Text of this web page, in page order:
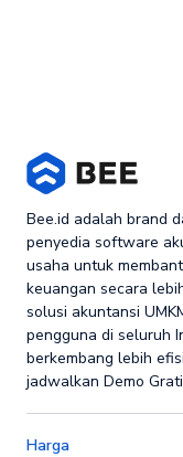
Bee.id adalah brand
penyedia software
usaha untuk
keuangan secara
solusi akuntansi
pengguna di seluruh
berkembang lebih
jadwalkan Demo
Harga